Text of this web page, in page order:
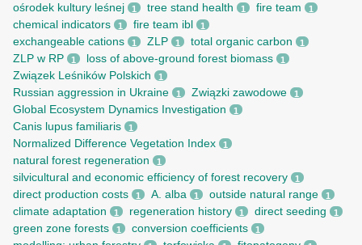
ośrodek kultury leśnej 1 tree stand health 1 fire team 1
chemical indicators 1 fire team ibl 1
exchangeable cations 1 ZLP 1 total organic carbon 1
ZLP w RP 1 loss of above-ground forest biomass 1
Związek Leśników Polskich 1
Russian aggression in Ukraine 1 Związki zawodowe 1
Global Ecosystem Dynamics Investigation 1
Canis lupus familiaris 1
Normalized Difference Vegetation Index 1
natural forest regeneration 1
silvicultural and economic efficiency of forest recovery 1
direct production costs 1 A. alba 1 outside natural range 1
climate adaptation 1 regeneration history 1 direct seeding 1
green zone forests 1 conversion coefficients 1